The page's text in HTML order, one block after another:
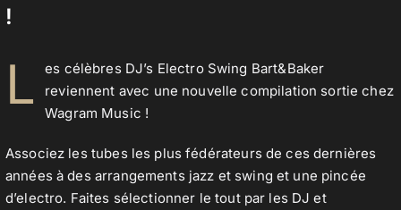
!
L
es célèbres DJ’s Electro Swing Bart&Baker
reviennent avec une nouvelle compilation sortie chez
Wagram Music !
Associez les tubes les plus fédérateurs de ces dernières
années à des arrangements jazz et swing et une pincée
d’electro. Faites sélectionner le tout par les DJ et